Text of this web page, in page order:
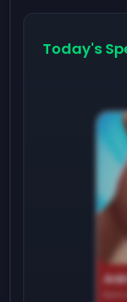
Today's